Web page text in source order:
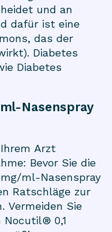
und an
dafür ist eine
das der
Diabetes
Diabetes
Nasenspray
Arzt
Bevor Sie die
ml-Nasenspray
Ratschläge zur
Vermeiden Sie
Nocutil® 0,1